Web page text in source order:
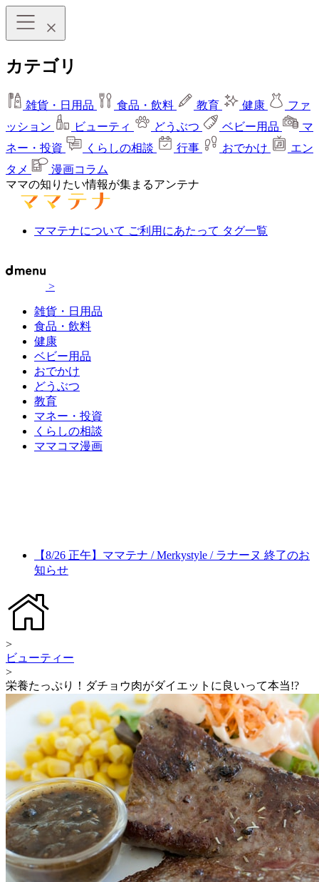
カテゴリ
雑貨・日用品 食品・飲料 教育 健康
ファ
ッション
ビューティ どうぶつ ベビー用品
マ
ネー・投資
くらしの相談 行事 おでかけ
エン
タメ
漫画コラム
ママの知りたい情報が集まるアンテナ
ママテナについて ご利用にあたって タグ一覧
>
雑貨・日用品
食品・飲料
健康
ベビー用品
おでかけ
どうぶつ
教育
マネー・投資
くらしの相談
ママコマ漫画
【8/26 正午】ママテナ / Merkystyle / ラナーヌ 終了のお
知らせ
>
ビューティー
>
栄養たっぷり！ダチョウ肉がダイエットに良いって本当!?